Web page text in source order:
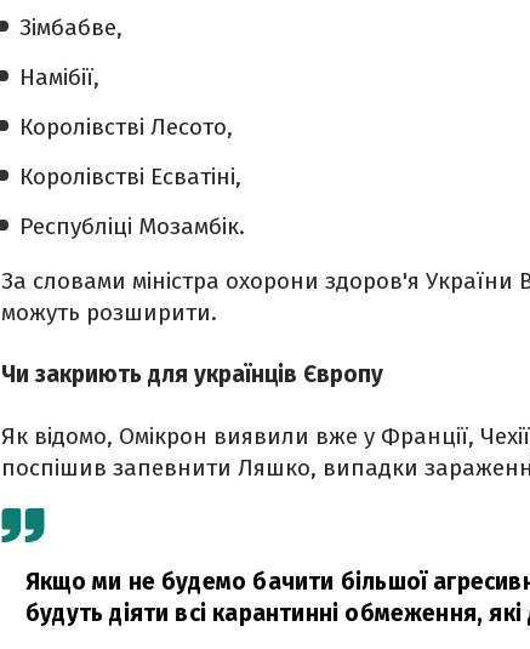
Зімбабве,
Намібії,
Королівстві Лесото,
Королівстві Есватіні,
Республіці Мозамбік.
За словами міністра охорони здоров'я України
можуть розширити.
Чи закриють для українців Європу
Як відомо, Омікрон виявили вже у Франції,
поспішив запевнити Ляшко, випадки
Якщо ми не будемо бачити більшої
будуть діяти всі карантинні обмеження, які